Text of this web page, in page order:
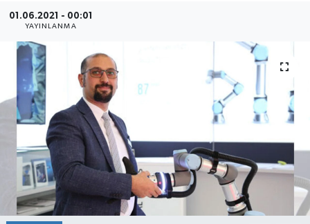
01.06.2021 - 00:01
YAYINLANMA
SEKTÖR
ŞİRKET PANO
SÖYLEŞİ
ÜLKE
YAŞAM